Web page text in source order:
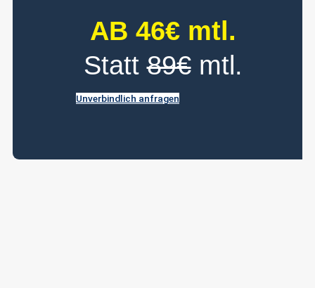
AB 46€ mtl.
Statt89€mtl.
Unverbindlich anfragen